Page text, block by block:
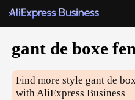
gant de boxe
Find more style gant de
with AliExpress Business